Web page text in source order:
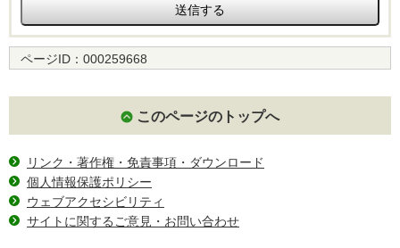
ページID： 000259668
このページのトップへ
リンク・著作権・免責事項・ダウンロード
個人情報保護ポリシー
ウェブアクセシビリティ
サイトに関するご意見・お問い合わせ